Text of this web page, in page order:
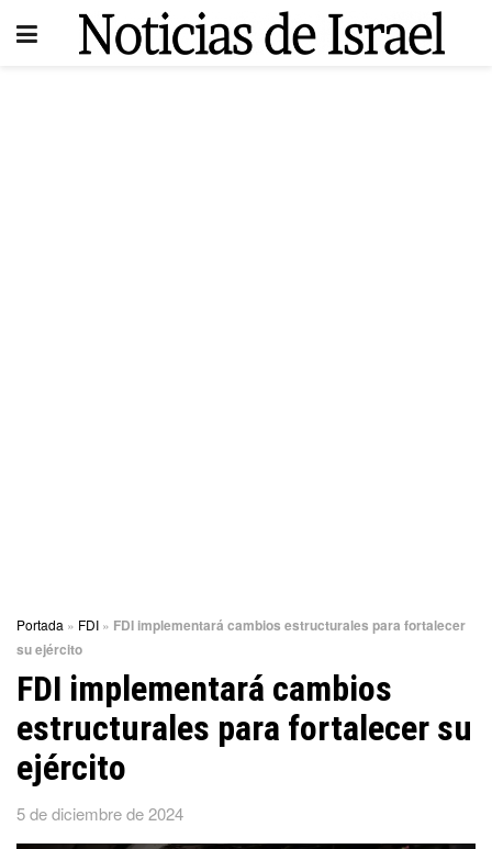
Portada » FDI » FDI implementará cambios estructurales para fortalecer
su ejército
FDI implementará cambios
estructurales para fortalecer su
ejército
5 de diciembre de 2024